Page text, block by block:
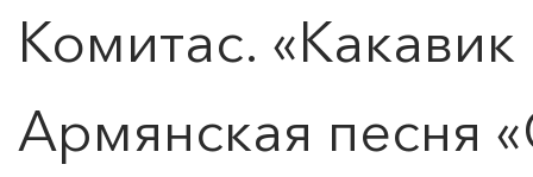
Комитас. «Какавик
Армянская песня